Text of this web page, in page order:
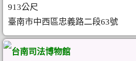
913公尺
臺南市中西區忠義路二段63號
台南司法博物館